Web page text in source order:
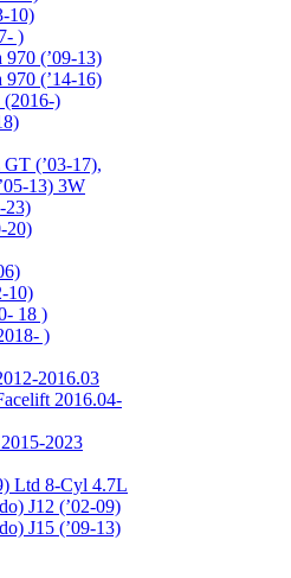
10)
)
970 (’09-13)
970 (’14-16)
(2016-)
(’03-17),
13) 3W
23)
20)
10)
18 )
)
2016.03
2016.04-
2023
Ltd 8-Cyl 4.7L
J12 (’02-09)
J15 (’09-13)